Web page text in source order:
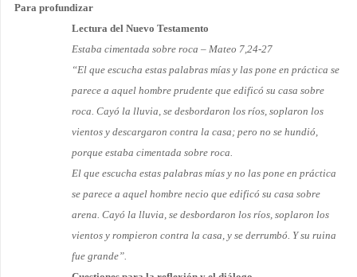
Para profundizar
Lectura del Nuevo Testamento
Estaba cimentada sobre roca – Mateo 7,24-27
“El que escucha estas palabras mías y las pone en práctica se
parece a aquel hombre prudente que edificó su casa sobre
roca. Cayó la lluvia, se desbordaron los ríos, soplaron los
vientos y descargaron contra la casa; pero no se hundió,
porque estaba cimentada sobre roca.
El que escucha estas palabras mías y no las pone en práctica
se parece a aquel hombre necio que edificó su casa sobre
arena. Cayó la lluvia, se desbordaron los ríos, soplaron los
vientos y rompieron contra la casa, y se derrumbó. Y su ruina
fue grande”.